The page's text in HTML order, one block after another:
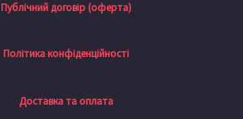
Публічний договір (оферта)
Політика конфіденційності
Доставка та оплата